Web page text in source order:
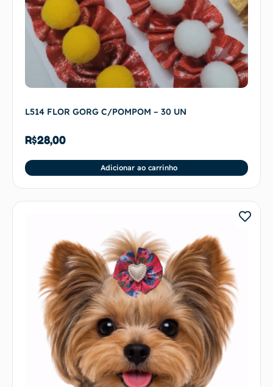
L514 FLOR GORG C/POMPOM – 30 UN
R$28,00
Adicionar ao carrinho